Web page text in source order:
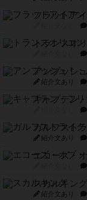
フラットア
トランスオ
アンブッシ
紹介文あり
キャプテン
ガルフスト
紹介文あり
エコーズ・
スカルキング
紹介文あり